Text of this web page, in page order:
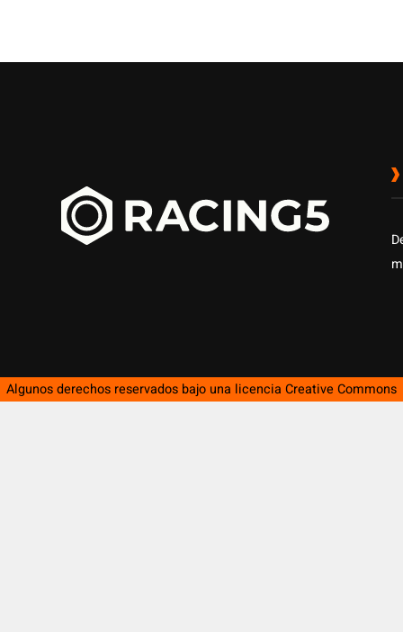
Algunos derechos reservados bajo una licencia Creative Commons